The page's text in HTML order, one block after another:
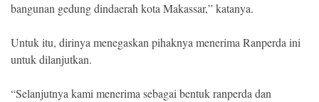
bangunan gedung dindaerah kota Makassar,” katanya.
Untuk itu, dirinya menegaskan pihaknya menerima Ranperda ini
untuk dilanjutkan.
“Selanjutnya kami menerima sebagai bentuk ranperda dan